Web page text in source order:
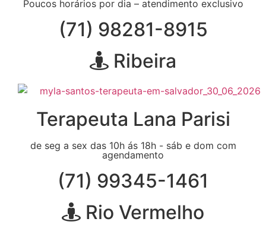
Poucos horários por dia – atendimento exclusivo
(71) 98281-8915
Ribeira
Terapeuta Lana Parisi
de seg a sex das 10h ás 18h - sáb e dom com
agendamento
(71) 99345-1461
Rio Vermelho